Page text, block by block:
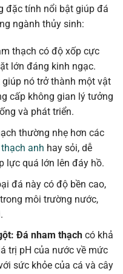
đặc tính nổi bật giúp đá
ngành thủy sinh:
thạch có độ xốp cực
lớn đáng kinh ngạc.
nó trở thành một vật
cấp không gian lý tưởng
và phát triển.
thường nhẹ hơn các
anh hay sỏi, dễ
lực quá lớn lên đáy hồ.
đá này có độ bền cao,
môi trường nước,
Đá nham thạchcó khả
trị pH của nước về mức
sức khỏe của cá và cây